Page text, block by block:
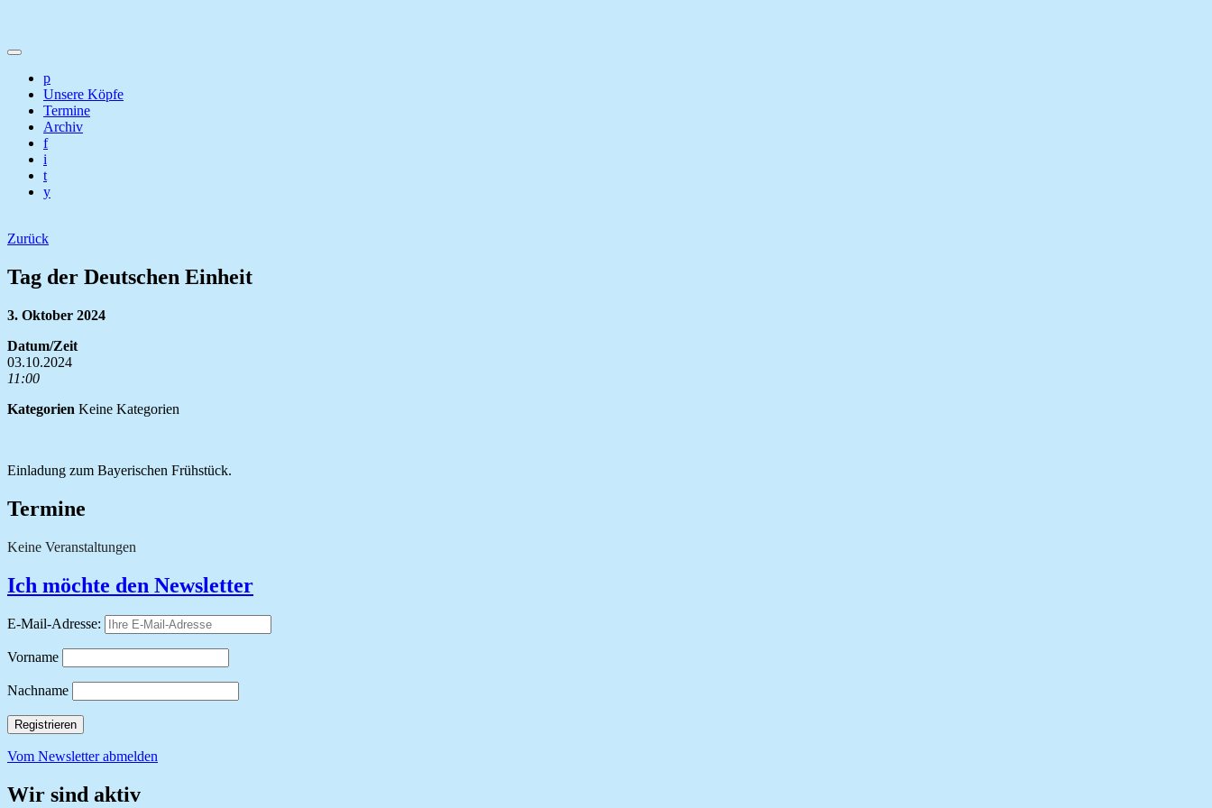
p
Unsere Köpfe
Termine
Archiv
f
i
t
y
Zurück
Tag der Deutschen Einheit
3. Oktober 2024
Datum/Zeit
03.10.2024
11:00
Kategorien Keine Kategorien
Einladung zum Bayerischen Frühstück.
Termine
Keine Veranstaltungen
Ich möchte den Newsletter
E-Mail-Adresse:
Vorname
Nachname
Vom Newsletter abmelden
Wir sind aktiv